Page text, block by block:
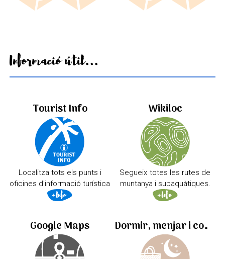
Informació útil...
Tourist Info
Localitza tots els punts i
oficines d'informació turística
Wikiloc
Segueix totes les rutes de
muntanya i subaquàtiques.
Google Maps Dormir, menjar i comprar